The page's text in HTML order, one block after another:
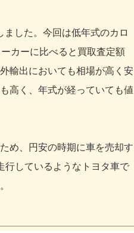
した。今回は低年式のカロ
カーに比べると買取査定額
輸出においても相場が高く安
高く、年式が経っていても値
め、円安の時期に車を売却す
行しているようなトヨタ車で